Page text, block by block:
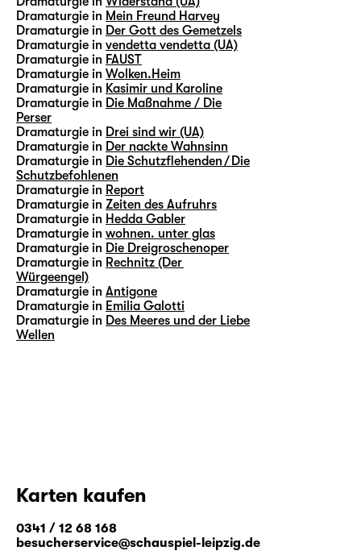
Dramaturgie in Mein Freund Harvey
Dramaturgie in Der Gott des Gemetzels
Dramaturgie in vendetta vendetta (UA)
Dramaturgie in FAUST
Dramaturgie in Wolken.Heim
Dramaturgie in Kasimir und Karoline
Dramaturgie in Die Maßnahme / Die
Perser
Dramaturgie in Drei sind wir (UA)
Dramaturgie in Der nackte Wahnsinn
Dramaturgie in Die Schutzflehenden / Die
Schutzbefohlenen
Dramaturgie in Report
Dramaturgie in Zeiten des Aufruhrs
Dramaturgie in Hedda Gabler
Dramaturgie in wohnen. unter glas
Dramaturgie in Die Dreigroschenoper
Dramaturgie in Rechnitz (Der
Würgeengel)
Dramaturgie in Antigone
Dramaturgie in Emilia Galotti
Dramaturgie in Des Meeres und der Liebe
Wellen
Karten kaufen
0341 / 12 68 168
besucherservice@schauspiel-leipzig.de